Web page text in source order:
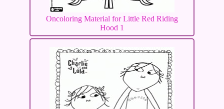
Oncoloring Material for Little Red Riding
Hood 1